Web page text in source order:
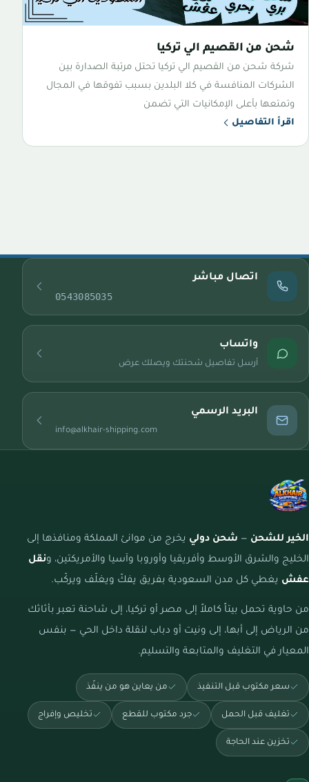
شحن من القصيم الي تركيا
شركة شحن من القصيم الي تركيا تحتل مرتبة الصدارة بين
الشركات المنافسة في كلا البلدين بسبب تفوقها في المجال
وتمتعها بأعلى الإمكانيات التي تضمن
اقرأ التفاصيل
اتصال مباشر
0543085035
واتساب
أرسل تفاصيل شحنتك ويصلك عرض
البريد الرسمي
info@alkhair-shipping.com
الخير للشحن — شحن دولي يخرج من موانئ المملكة ومنافذها إلى
الخليج والشرق الأوسط وأفريقيا وأوروبا وآسيا والأمريكتين، ونقل
عفش يغطي كل مدن السعودية بفريق يفكّ ويغلّف ويركّب.
من حاوية تحمل بيتاً كاملاً إلى مصر أو تركيا، إلى شاحنة تعبر بأثاثك
من الرياض إلى أبها، إلى ونيت أو دباب لنقلة داخل الحي — بنفس
المعيار في التغليف والمتابعة والتسليم.
سعر مكتوب قبل التنفيذ من يعاين هو من ينفّذ
تغليف قبل الحمل جرد مكتوب للقطع تخليص وإفراج
تخزين عند الحاجة